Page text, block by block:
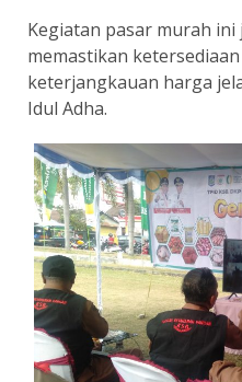
Kegiatan pasar murah
memastikan
keterjangkauan harga
Idul Adha.